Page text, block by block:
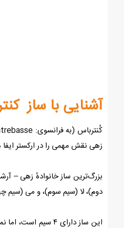
آشنایی با ساز
زهی نقش مهمی را در ارکستر ایفا
بزرگ‌ترین ساز خانوادهٔ زهی –
دوم)، لا (سیم سوم)، و می (سیم